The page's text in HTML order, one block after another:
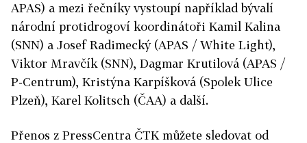
APAS) a mezi řečníky vystoupí například bývalí
národní protidrogoví koordinátoři Kamil Kalina
(SNN) a Josef Radimecký (APAS / White Light),
Viktor Mravčík (SNN), Dagmar Krutilová (APAS /
P-Centrum), Kristýna Karpíšková (Spolek Ulice
Plzeň), Karel Kolitsch (ČAA) a další.
Přenos z PressCentra ČTK můžete sledovat od